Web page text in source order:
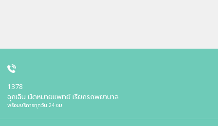
1378
ฉุกเฉิน นัดหมายแพทย์ เรียกรถพยาบาล
พร้อมบริการทุกวัน 24 ชม.